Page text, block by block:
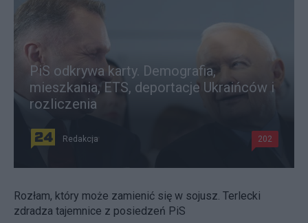
PiS odkrywa karty. Demografia,
mieszkania, ETS, deportacje Ukraińców i
rozliczenia
Redakcja 202
Rozłam, który może zamienić się w sojusz. Terlecki
zdradza tajemnice z posiedzeń PiS